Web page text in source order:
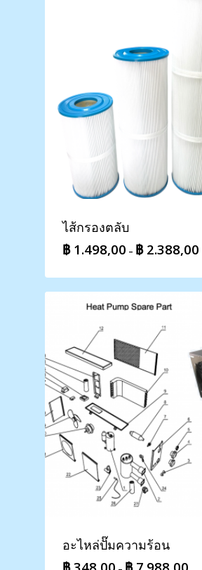
ไส้กรองตลับ
฿1.498,00 – ฿2.388,00
อะไหล่ปั๊มความร้อน
฿348,00 ฿7.988,00